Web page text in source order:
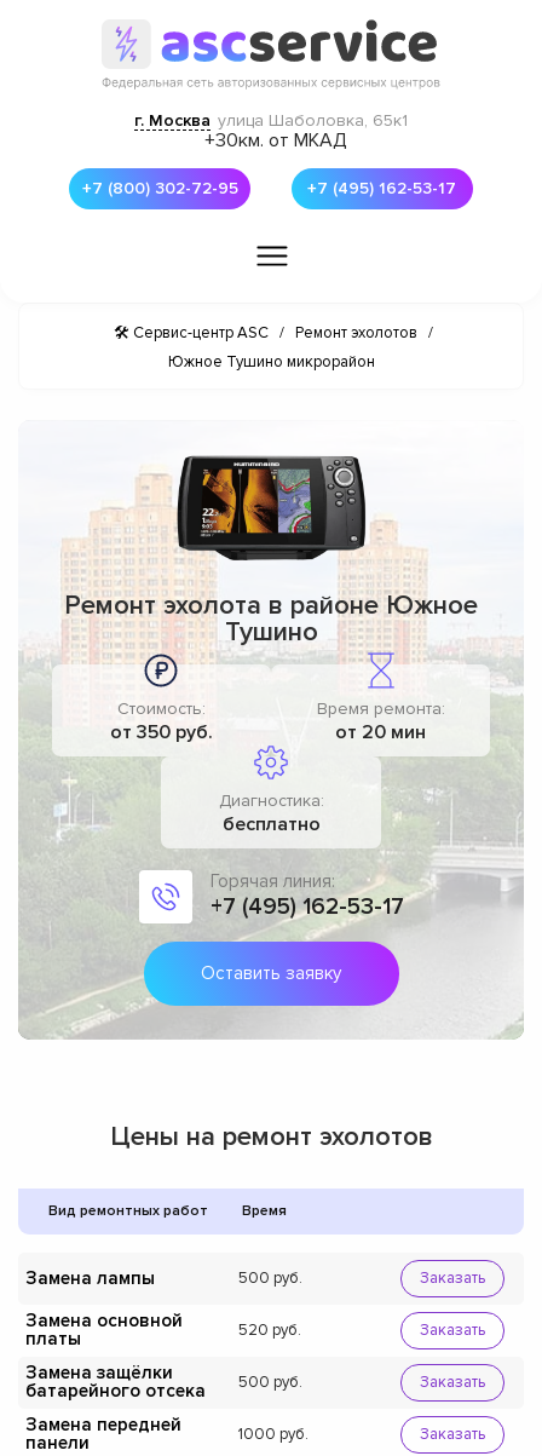
г. Москва улица Шаболовка, 65к1
+30км. от МКАД
+7 (800) 302-72-95 +7 (495) 162-53-17
🛠 Сервис-центр ASC / Ремонт эхолотов
/
Южное Тушино микрорайон
Ремонт эхолота в районе Южное
Тушино
Стоимость:
от 350 руб.
Время ремонта:
от 20 мин
Диагностика:
бесплатно
Горячая линия:
+7 (495) 162-53-17
Оставить заявку
Цены на ремонт эхолотов
Вид ремонтных работ Время
Замена лампы 500 Заказать
Замена основной
платы
520 Заказать
Замена защёлки
батарейного отсека
500 Заказать
Замена передней
панели
1000 Заказать